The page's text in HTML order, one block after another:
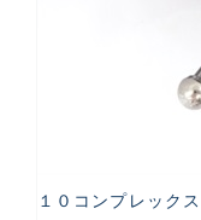
１０コンプレック